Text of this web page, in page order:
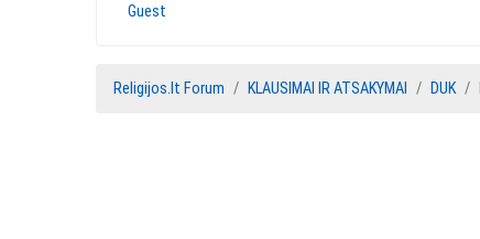
Guest
Religijos.lt Forum KLAUSIMAI IR ATSAKYMAI DUK